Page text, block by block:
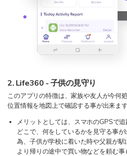
2. Life360 - 子供の見守り
このアプリの特徴は、家族や友人が今何
位置情報を地図上で確認する事が出来ます
メリットとしては、スマホのGPSで
どこで、何をしているかを見守る事
為、子供が学校に着いた時や父親が
より帰りの途中で買い物などを頼む事